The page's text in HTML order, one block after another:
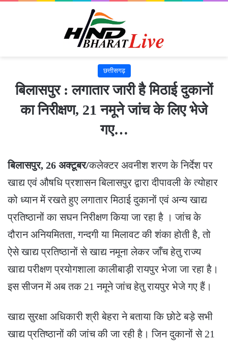
छत्तीसगढ़
बिलासपुर : लगातार जारी है मिठाई दुकानों
का निरीक्षण, 21 नमूने जांच के लिए भेजे
गए…
बिलासपुर, 26 अक्टूबर/कलेक्टर अवनीश शरण के निर्देश पर
खाद्य एवं औषधि प्रशासन बिलासपुर द्वारा दीपावली के त्योहार
को ध्यान में रखते हुए लगातार मिठाई दुकानों एवं अन्य खाद्य
प्रतिष्ठानों का सघन निरीक्षण किया जा रहा है । जांच के
दौरान अनियमितता, गन्दगी या मिलावट की शंका होती है, तो
ऐसे खाद्य प्रतिष्ठानों से खाद्य नमूना लेकर जाँच हेतु राज्य
खाद्य परीक्षण प्रयोगशाला कालीबाड़ी रायपुर भेजा जा रहा है।
इस सीजन में अब तक 21 नमूने जांच हेतु रायपुर भेजे गए हैं।
खाद्य सुरक्षा अधिकारी श्री बेहरा ने बताया कि छोटे बड़े सभी
खाद्य प्रतिष्ठानों की जांच की जा रही है। जिन दुकानों से 21